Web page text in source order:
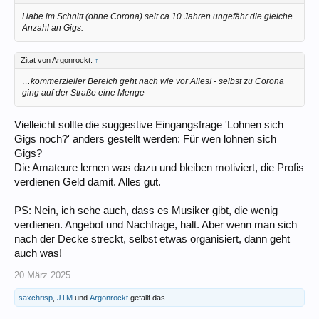
Habe im Schnitt (ohne Corona) seit ca 10 Jahren ungefähr die gleiche
Anzahl an Gigs.
Zitat von Argonrockt: ↑
…kommerzieller Bereich geht nach wie vor Alles! - selbst zu Corona
ging auf der Straße eine Menge
Vielleicht sollte die suggestive Eingangsfrage 'Lohnen sich
Gigs noch?' anders gestellt werden: Für wen lohnen sich
Gigs?
Die Amateure lernen was dazu und bleiben motiviert, die Profis
verdienen Geld damit. Alles gut.
PS: Nein, ich sehe auch, dass es Musiker gibt, die wenig
verdienen. Angebot und Nachfrage, halt. Aber wenn man sich
nach der Decke streckt, selbst etwas organisiert, dann geht
auch was!
20.März.2025
saxchrisp JTM und Argonrockt gefällt das.